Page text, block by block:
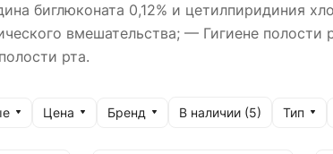
биглюконата 0,12% и цетилпиридиния
вмешательства; — Гигиене
рта.
Цена Бренд В наличии (5) Тип